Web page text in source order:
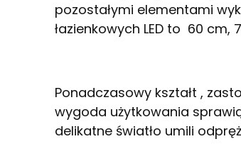
pozostałymi elementami
łazienkowych LED to 60 cm,
Ponadczasowy kształt ,
wygoda użytkowania
delikatne światło umili